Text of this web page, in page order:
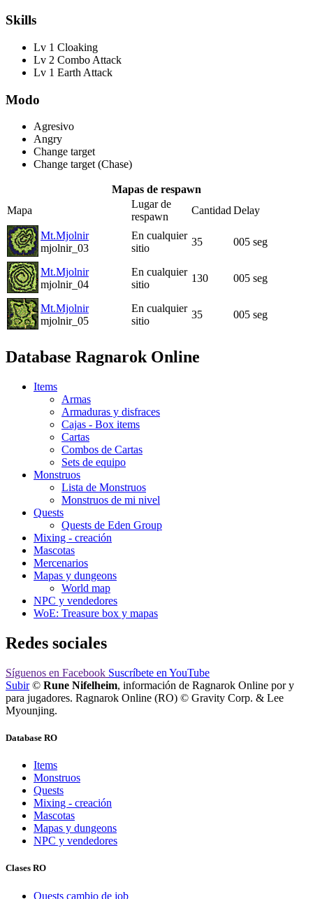
Skills
Lv 1 Cloaking
Lv 2 Combo Attack
Lv 1 Earth Attack
Modo
Agresivo
Angry
Change target
Change target (Chase)
Mapas de respawn
Mapa
Lugar de
respawn
Cantidad Delay
Mt.Mjolnir
mjolnir_03
En cualquier
sitio
35 005 seg
Mt.Mjolnir
mjolnir_04
En cualquier
sitio
130 005 seg
Mt.Mjolnir
mjolnir_05
En cualquier
sitio
35 005 seg
Database Ragnarok Online
Items
Armas
Armaduras y disfraces
Cajas - Box items
Cartas
Combos de Cartas
Sets de equipo
Monstruos
Lista de Monstruos
Monstruos de mi nivel
Quests
Quests de Eden Group
Mixing - creación
Mascotas
Mercenarios
Mapas y dungeons
World map
NPC y vendedores
WoE: Treasure box y mapas
Redes sociales
Síguenos en Facebook Suscríbete en YouTube
Subir© Rune Nifelheim, información de Ragnarok Online por y
para jugadores. Ragnarok Online (RO) © Gravity Corp. & Lee
Myounjing.
Database RO
Items
Monstruos
Quests
Mixing - creación
Mascotas
Mapas y dungeons
NPC y vendedores
Clases RO
Quests cambio de job